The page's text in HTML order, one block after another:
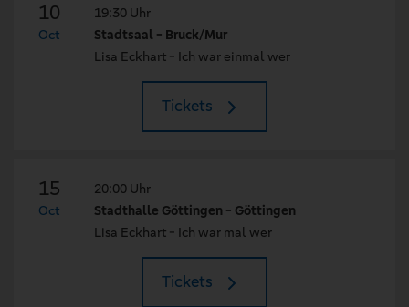
10
Oct
19:30 Uhr
Stadtsaal - Bruck/Mur
Lisa Eckhart - Ich war einmal wer
Tickets
15
Oct
20:00 Uhr
Stadthalle Göttingen - Göttingen
Lisa Eckhart - Ich war mal wer
Tickets